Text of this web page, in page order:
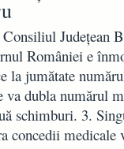
Județean
României e
la jumătate
va dubla numărul
schimburi. 3.
concedii